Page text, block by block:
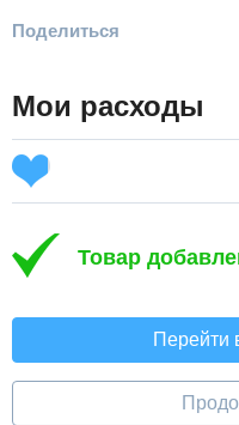
Поделиться
Мои расходы
Товар
Перейти